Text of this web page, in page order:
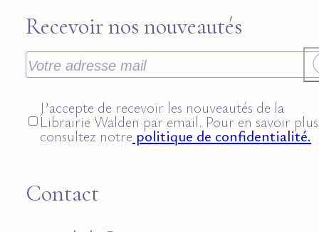
Recevoir nos nouveautés
J’accepte de recevoir les nouveautés de la
Librairie Walden par email. Pour en savoir
consultez notre politique de confidentialité.
Contact